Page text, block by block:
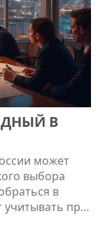
В
может
выбора
в
учитывать при
комиссии и